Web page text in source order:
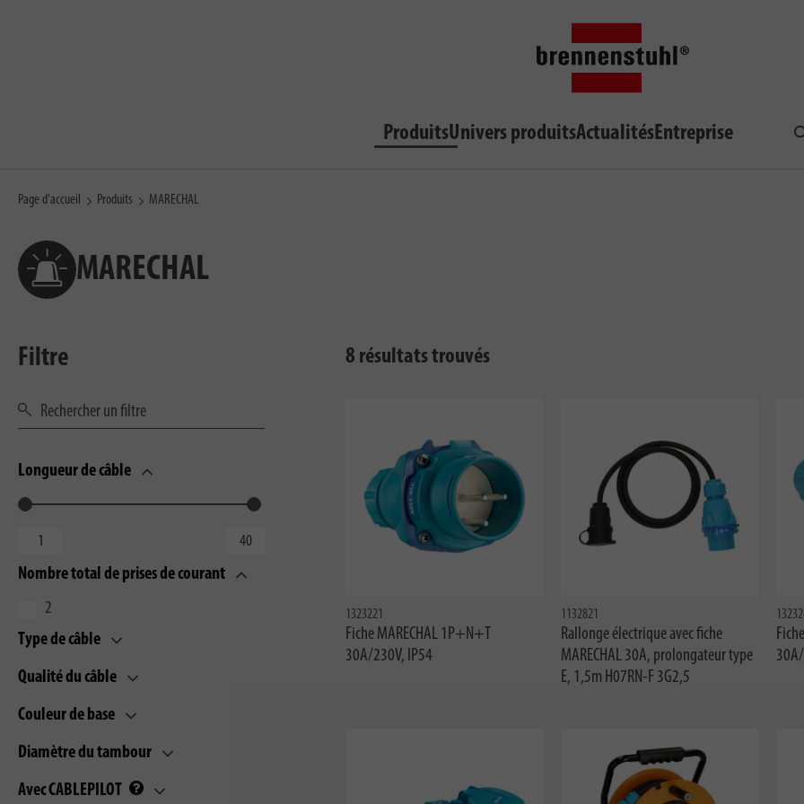
ProduitsUnivers produitsActualitésEntreprise
Page d'accueil Produits MARECHAL
MARECHAL
Filtre
Longueur de câble
Nombre total de prises de courant
2
Type de câble
Qualité du câble
Couleur de base
Diamètre du tambour
Avec CABLEPILOT
8 résultats trouvés
1323221
Fiche MARECHAL 1P+N+T
30A/230V, IP54
1132821
Rallonge électrique avec fiche
MARECHAL 30A, prolongateur type
E, 1,5m H07RN-F 3G2,5